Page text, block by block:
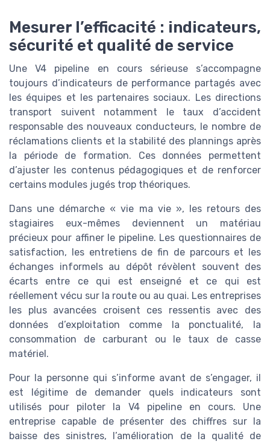
Mesurer l’efficacité : indicateurs,
sécurité et qualité de service
Une V4 pipeline en cours sérieuse s’accompagne
toujours d’indicateurs de performance partagés avec
les équipes et les partenaires sociaux. Les directions
transport suivent notamment le taux d’accident
responsable des nouveaux conducteurs, le nombre de
réclamations clients et la stabilité des plannings après
la période de formation. Ces données permettent
d’ajuster les contenus pédagogiques et de renforcer
certains modules jugés trop théoriques.
Dans une démarche « vie ma vie », les retours des
stagiaires eux-mêmes deviennent un matériau
précieux pour affiner le pipeline. Les questionnaires de
satisfaction, les entretiens de fin de parcours et les
échanges informels au dépôt révèlent souvent des
écarts entre ce qui est enseigné et ce qui est
réellement vécu sur la route ou au quai. Les entreprises
les plus avancées croisent ces ressentis avec des
données d’exploitation comme la ponctualité, la
consommation de carburant ou le taux de casse
matériel.
Pour la personne qui s’informe avant de s’engager, il
est légitime de demander quels indicateurs sont
utilisés pour piloter la V4 pipeline en cours. Une
entreprise capable de présenter des chiffres sur la
baisse des sinistres, l’amélioration de la qualité de